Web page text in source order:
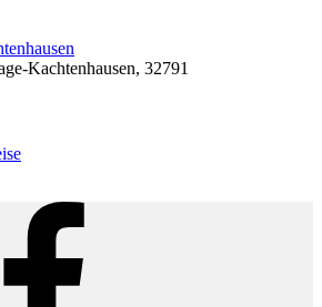
Kachtenhausen, 32791